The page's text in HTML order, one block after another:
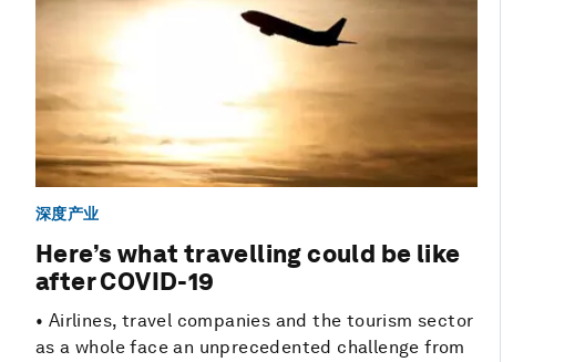
深度产业
Here’s what travelling could be like
after COVID-19
• Airlines, travel companies and the tourism sector
as a whole face an unprecedented challenge from